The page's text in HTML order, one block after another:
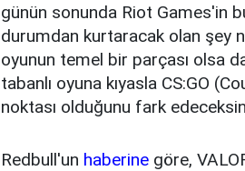
günün sonunda Riot Games'in
durumdan kurtaracak olan şey
oyunun temel bir parçası olsa
tabanlı oyuna kıyasla CS:GO
noktası olduğunu fark
Redbull'un haberine göre,